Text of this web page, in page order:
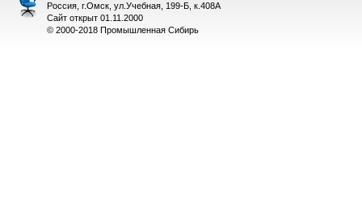
Россия, г.Омск, ул.Учебная, 199-Б, к.408А
Сайт открыт 01.11.2000
© 2000-2018 Промышленная Сибирь